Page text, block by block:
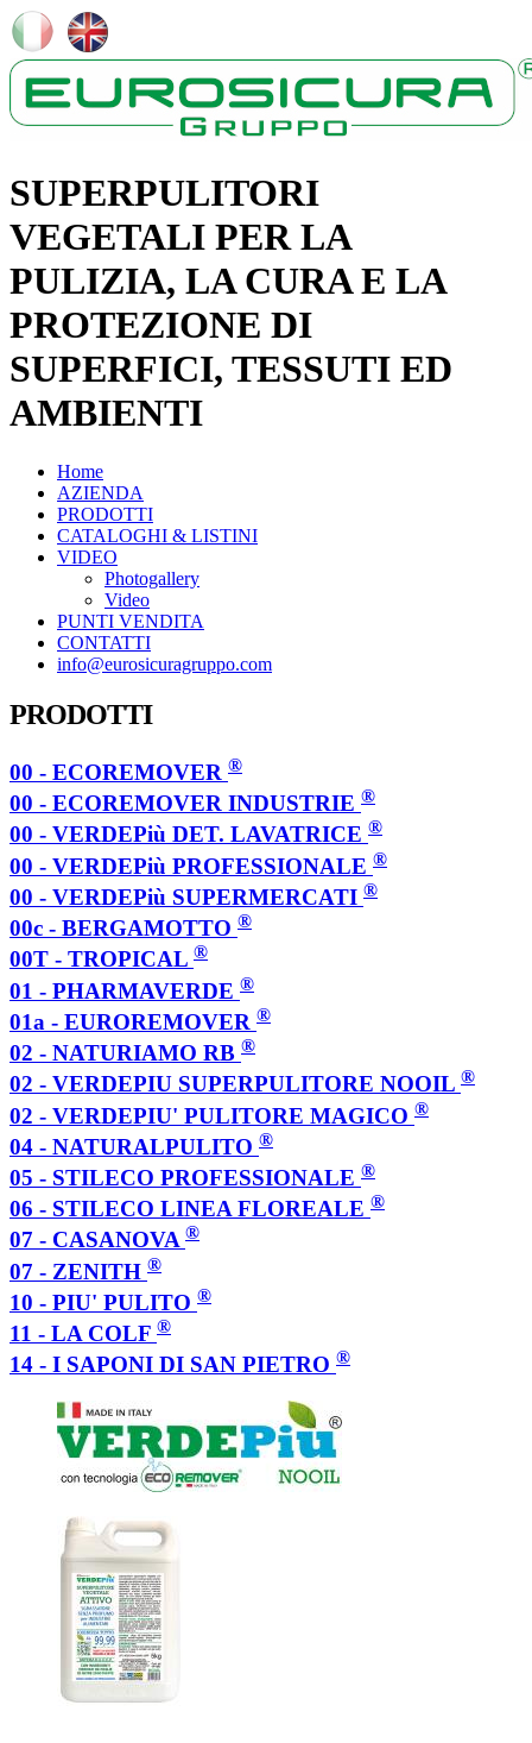
SUPERPULITORI
VEGETALI PER LA
PULIZIA, LA CURA E LA
PROTEZIONE DI
SUPERFICI, TESSUTI ED
AMBIENTI
Home
AZIENDA
PRODOTTI
CATALOGHI & LISTINI
VIDEO
Photogallery
Video
PUNTI VENDITA
CONTATTI
info@eurosicuragruppo.com
PRODOTTI
00 - ECOREMOVER ®
00 - ECOREMOVER INDUSTRIE ®
00 - VERDEPiù DET. LAVATRICE ®
00 - VERDEPiù PROFESSIONALE ®
00 - VERDEPiù SUPERMERCATI ®
00c - BERGAMOTTO ®
00T - TROPICAL ®
01 - PHARMAVERDE ®
01a - EUROREMOVER ®
02 - NATURIAMO RB ®
02 - VERDEPIU SUPERPULITORE NOOIL ®
02 - VERDEPIU' PULITORE MAGICO ®
04 - NATURALPULITO ®
05 - STILECO PROFESSIONALE ®
06 - STILECO LINEA FLOREALE ®
07 - CASANOVA ®
07 - ZENITH ®
10 - PIU' PULITO ®
11 - LA COLF ®
14 - I SAPONI DI SAN PIETRO ®